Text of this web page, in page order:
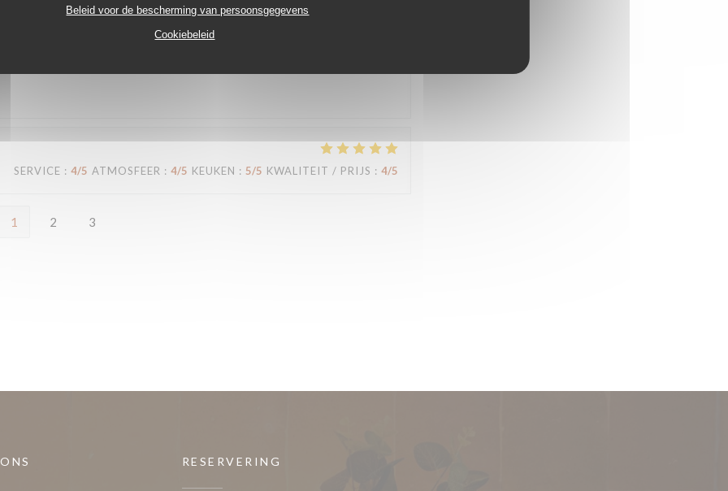
Beleid voor de bescherming van persoonsgegevens
Cookiebeleid
ATMOSFEER: 5/5 KEUKEN
SERVICE : 4/5 ATMOSFEER : 4/5 KEUKEN : 5/5 KWALITEIT / PRIJS : 4/5
1 2 3
RESERVERING